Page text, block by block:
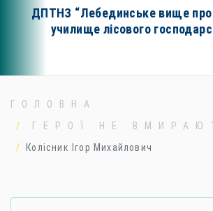
ДПТНЗ “Лебединське вище
училище лісового
ГОЛОВНА
ГЕРОЇ НЕ
Колісник Ігор Михайлович